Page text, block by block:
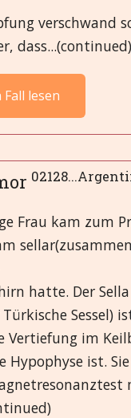
verschwand
dass...(continued)
Fall lesen
Frau kam zum
hatte. Der
Sessel)
Vertiefung im
Hypophyse ist.